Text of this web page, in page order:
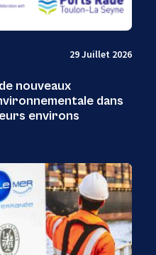
29 Juillet 2026
nouveaux
dans
environs